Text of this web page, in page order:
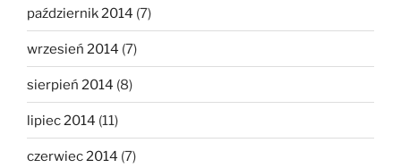
październik 2014 (7)
wrzesień 2014 (7)
sierpień 2014 (8)
lipiec 2014 (11)
czerwiec 2014 (7)